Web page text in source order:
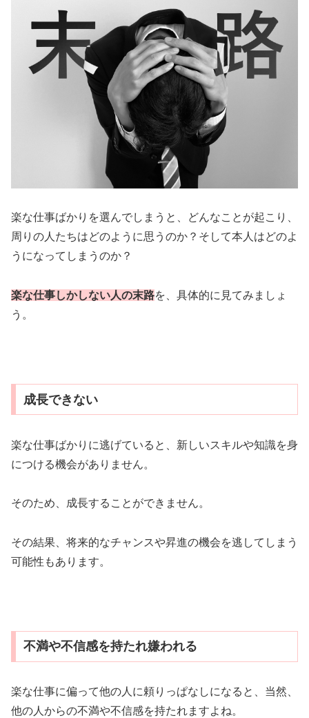
楽な仕事ばかりを選んでしまうと、どんなことが起こり、
周りの人たちはどのように思うのか？そして本人はどのよ
うになってしまうのか？
楽な仕事しかしない人の末路を、具体的に見てみましょ
う。
成長できない
楽な仕事ばかりに逃げていると、新しいスキルや知識を身
につける機会がありません。
そのため、成長することができません。
その結果、将来的なチャンスや昇進の機会を逃してしまう
可能性もあります。
不満や不信感を持たれ嫌われる
楽な仕事に偏って他の人に頼りっぱなしになると、当然、
他の人からの不満や不信感を持たれますよね。